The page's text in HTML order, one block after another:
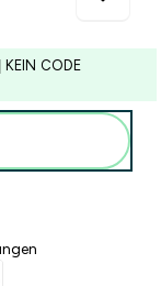
| KEIN CODE